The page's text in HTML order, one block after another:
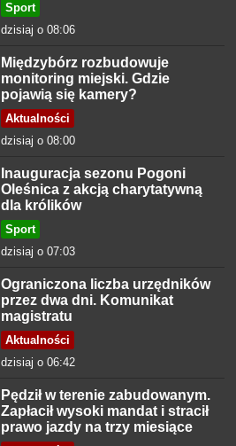
Sport
dzisiaj o 08:06
Międzybórz rozbudowuje
monitoring miejski. Gdzie
pojawią się kamery?
Aktualności
dzisiaj o 08:00
Inauguracja sezonu Pogoni
Oleśnica z akcją charytatywną
dla królików
Sport
dzisiaj o 07:03
Ograniczona liczba urzędników
przez dwa dni. Komunikat
magistratu
Aktualności
dzisiaj o 06:42
Pędził w terenie zabudowanym.
Zapłacił wysoki mandat i stracił
prawo jazdy na trzy miesiące